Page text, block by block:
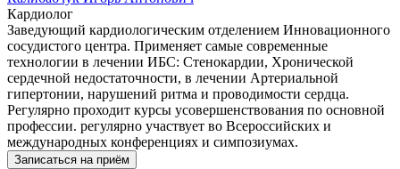
Кардиолог
Заведующий кардиологическим отделением Инновационного
сосудистого центра. Применяет самые современные
технологии в лечении ИБС: Стенокардии, Хронической
сердечной недостаточности, в лечении Артериальной
гипертонии, нарушений ритма и проводимости сердца.
Регулярно проходит курсы усовершенствования по основной
профессии. регулярно участвует во Всероссийских и
международных конференциях и симпозиумах.
Записаться на приём